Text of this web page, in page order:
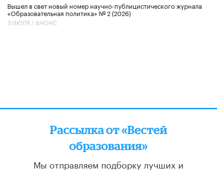
Вышел в свет новый номер научно-публицистического журнала
«Образовательная политика» № 2 (2026)
3 ИЮЛЯ / АНОНС
Рассылка от «Вестей
образования»
Мы отправляем подборку лучших и